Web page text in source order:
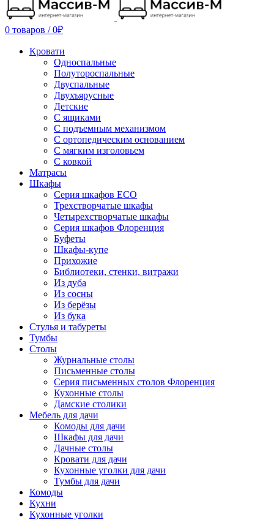
0 товаров / 0₽
Кровати
Односпальные
Полутороспальные
Двуспальные
Двухъярусные
Детские
С ящиками
С подъемным механизмом
С ортопедическим основанием
С мягким изголовьем
С ковкой
Матрасы
Шкафы
Серия шкафов ECO
Трехстворчатые шкафы
Четырехстворчатые шкафы
Серия шкафов Флоренция
Буфеты
Шкафы-купе
Прихожие
Библиотеки, стенки, витражи
Из дуба
Из сосны
Из берёзы
Из бука
Стулья и табуреты
Тумбы
Столы
Журнальные столы
Письменные столы
Серия письменных столов Флоренция
Кухонные столы
Дамские столики
Мебель для дачи
Комоды для дачи
Шкафы для дачи
Дачные столы
Кровати для дачи
Кухонные уголки для дачи
Тумбы для дачи
Комоды
Кухни
Кухонные уголки